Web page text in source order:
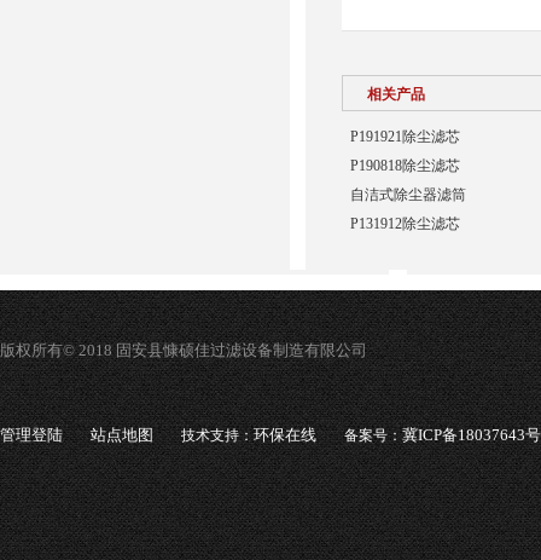
相关产品
P191921除尘滤芯
P190818除尘滤芯
自洁式除尘器滤筒
P131912除尘滤芯
版权所有© 2018 固安县慷硕佳过滤设备制造有限公司
管理登陆 站点地图 技术支持：环保在线 备案号：冀ICP备18037643